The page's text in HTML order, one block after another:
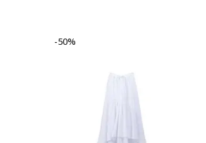
-50%